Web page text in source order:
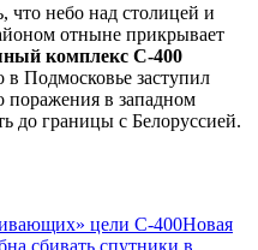
что небо над столицей и
отныне прикрывает
комплекс С-400
в Подмосковье заступил
поражения в западном
до границы с Белоруссией.
цели С-400Новая
сбивать спутники в